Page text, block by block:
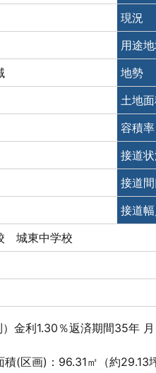
現況
用途
地勢
土地
容積率
接道
接道間
接道幅
城東中学校
金利1.30％返済期間35年
(区画)：96.31㎡（約